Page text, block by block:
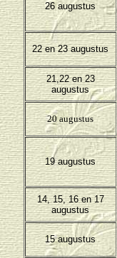
26 augustus
22 en 23 augustus
21,22 en 23
augustus
20 augustus
19 augustus
14, 15, 16 en 17
augustus
15 augustus